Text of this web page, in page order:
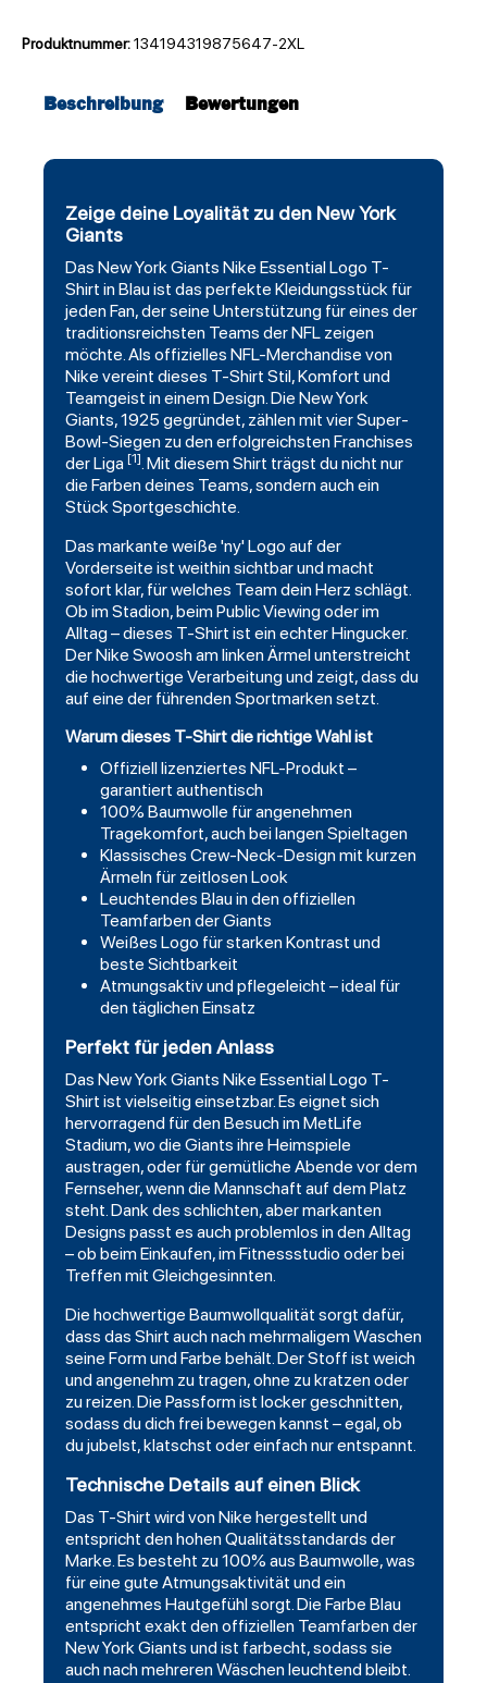
Produktnummer:134194319875647-2XL
Beschreibung Bewertungen
Zeige deine Loyalität zu den New York
Giants
Das New York Giants Nike Essential Logo T-
Shirt in Blau ist das perfekte Kleidungsstück für
jeden Fan, der seine Unterstützung für eines der
traditionsreichsten Teams der NFL zeigen
möchte. Als offizielles NFL-Merchandise von
Nike vereint dieses T-Shirt Stil, Komfort und
Teamgeist in einem Design. Die New York
Giants, 1925 gegründet, zählen mit vier Super-
Bowl-Siegen zu den erfolgreichsten Franchises
der Liga [1]. Mit diesem Shirt trägst du nicht nur
die Farben deines Teams, sondern auch ein
Stück Sportgeschichte.
Das markante weiße 'ny' Logo auf der
Vorderseite ist weithin sichtbar und macht
sofort klar, für welches Team dein Herz schlägt.
Ob im Stadion, beim Public Viewing oder im
Alltag – dieses T-Shirt ist ein echter Hingucker.
Der Nike Swoosh am linken Ärmel unterstreicht
die hochwertige Verarbeitung und zeigt, dass du
auf eine der führenden Sportmarken setzt.
Warum dieses T-Shirt die richtige Wahl ist
Offiziell lizenziertes NFL-Produkt –
garantiert authentisch
100% Baumwolle für angenehmen
Tragekomfort, auch bei langen Spieltagen
Klassisches Crew-Neck-Design mit kurzen
Ärmeln für zeitlosen Look
Leuchtendes Blau in den offiziellen
Teamfarben der Giants
Weißes Logo für starken Kontrast und
beste Sichtbarkeit
Atmungsaktiv und pflegeleicht – ideal für
den täglichen Einsatz
Perfekt für jeden Anlass
Das New York Giants Nike Essential Logo T-
Shirt ist vielseitig einsetzbar. Es eignet sich
hervorragend für den Besuch im MetLife
Stadium, wo die Giants ihre Heimspiele
austragen, oder für gemütliche Abende vor dem
Fernseher, wenn die Mannschaft auf dem Platz
steht. Dank des schlichten, aber markanten
Designs passt es auch problemlos in den Alltag
– ob beim Einkaufen, im Fitnessstudio oder bei
Treffen mit Gleichgesinnten.
Die hochwertige Baumwollqualität sorgt dafür,
dass das Shirt auch nach mehrmaligem Waschen
seine Form und Farbe behält. Der Stoff ist weich
und angenehm zu tragen, ohne zu kratzen oder
zu reizen. Die Passform ist locker geschnitten,
sodass du dich frei bewegen kannst – egal, ob
du jubelst, klatschst oder einfach nur entspannt.
Technische Details auf einen Blick
Das T-Shirt wird von Nike hergestellt und
entspricht den hohen Qualitätsstandards der
Marke. Es besteht zu 100% aus Baumwolle, was
für eine gute Atmungsaktivität und ein
angenehmes Hautgefühl sorgt. Die Farbe Blau
entspricht exakt den offiziellen Teamfarben der
New York Giants und ist farbecht, sodass sie
auch nach mehreren Wäschen leuchtend bleibt.